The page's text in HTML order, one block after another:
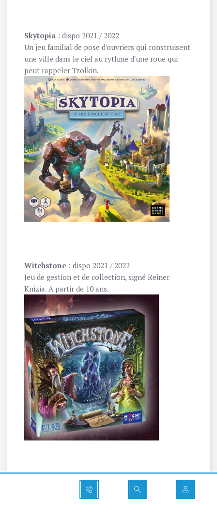
Skytopia : dispo 2021 / 2022
Un jeu familial de pose d'ouvriers qui construisent
une ville dans le ciel au rythme d'une roue qui
peut rappeler Tzolkin.
Witchstone : dispo 2021 / 2022
Jeu de gestion et de collection, signé Reiner
Knizia. A partir de 10 ans.
: dispo 2e semestre 2021 / 2022
La version française de Age of Dirt, un jeu déjanté